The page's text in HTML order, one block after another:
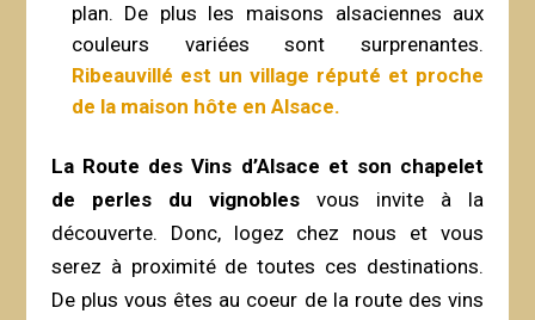
plan. De plus les maisons alsaciennes aux
couleurs variées sont surprenantes.
Ribeauvillé est un village réputé et proche
de la maison hôte en Alsace.
La Route des Vins d’Alsace et son chapelet
de perles du vignoblesvous invite à la
découverte. Donc, logez chez nous et vous
serez à proximité de toutes ces destinations.
De plus vous êtes au coeur de la route des vins